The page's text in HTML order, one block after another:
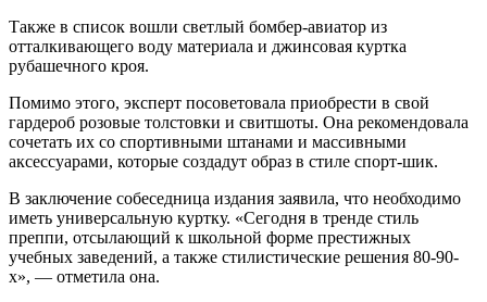
Также в список вошли светлый бомбер-авиатор из
отталкивающего воду материала и джинсовая куртка
рубашечного кроя.
Помимо этого, эксперт посоветовала приобрести в свой
гардероб розовые толстовки и свитшоты. Она рекомендовала
сочетать их со спортивными штанами и массивными
аксессуарами, которые создадут образ в стиле спорт-шик.
В заключение собеседница издания заявила, что необходимо
иметь универсальную куртку. «Сегодня в тренде стиль
преппи, отсылающий к школьной форме престижных
учебных заведений, а также стилистические решения 80-90-
х», — отметила она.